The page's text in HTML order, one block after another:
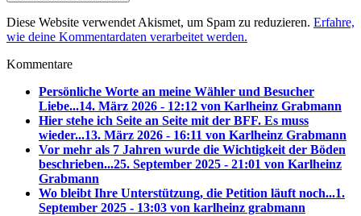
Diese Website verwendet Akismet, um Spam zu reduzieren. Erfahre,
wie deine Kommentardaten verarbeitet werden.
Kommentare
Persönliche Worte an meine Wähler und Besucher
Liebe...14. März 2026 - 12:12 von Karlheinz Grabmann
Hier stehe ich Seite an Seite mit der BFF. Es muss
wieder...13. März 2026 - 16:11 von Karlheinz Grabmann
Vor mehr als 7 Jahren wurde die Wichtigkeit der Böden
beschrieben...25. September 2025 - 21:01 von Karlheinz
Grabmann
Wo bleibt Ihre Unterstützung, die Petition läuft noch...1.
September 2025 - 13:03 von karlheinz grabmann